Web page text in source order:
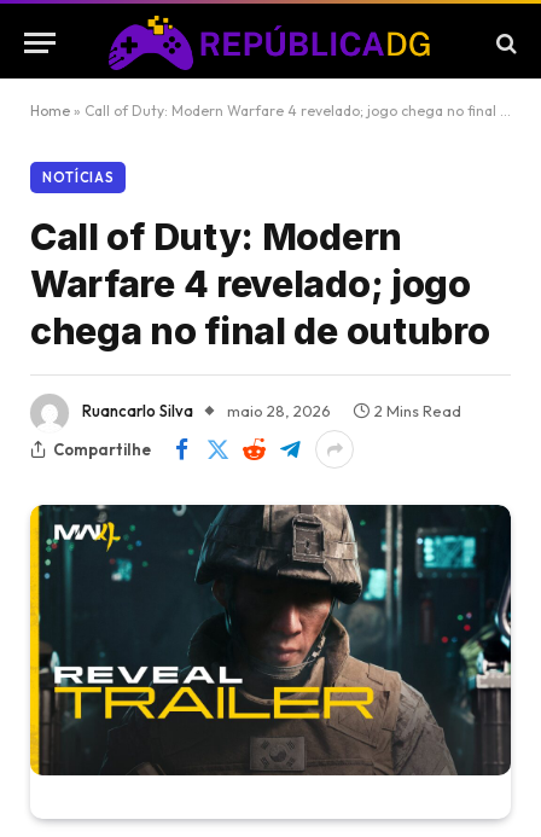
Home » Call of Duty: Modern Warfare 4 revelado; jogo chega no final de outubro
NOTÍCIAS
Call of Duty: Modern
Warfare 4 revelado; jogo
chega no final de outubro
Ruancarlo Silva maio 28, 2026
2 Mins Read
Compartilhe